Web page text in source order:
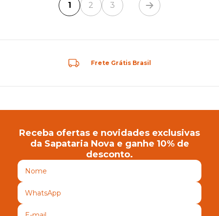
1 2 3
Frete Grátis Brasil
Receba ofertas e novidades exclusivas
da Sapataria Nova e ganhe 10% de
desconto.